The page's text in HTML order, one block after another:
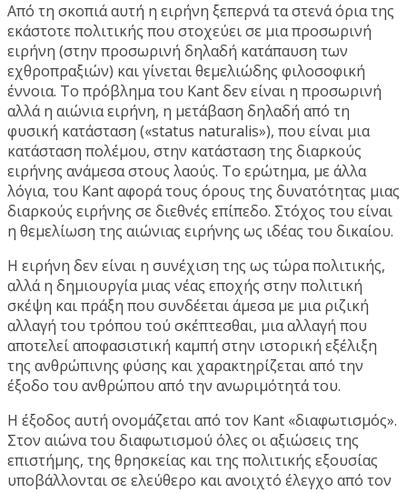
Από τη σκοπιά αυτή η ειρήνη ξεπερνά τα στενά όρια της
εκάστοτε πολιτικής που στοχεύει σε μια προσωρινή
ειρήνη (στην προσωρινή δηλαδή κατάπαυση των
εχθροπραξιών) και γίνεται θεμελιώδης φιλοσοφική
έννοια. Το πρόβλημα του Kant δεν είναι η προσωρινή
αλλά η αιώνια ειρήνη, η μετάβαση δηλαδή από τη
φυσική κατάσταση («status naturalis»), που είναι μια
κατάσταση πολέμου, στην κατάσταση της διαρκούς
ειρήνης ανάμεσα στους λαούς. Το ερώτημα, με άλλα
λόγια, του Kant αφορά τους όρους της δυνατότητας μιας
διαρκούς ειρήνης σε διεθνές επίπεδο. Στόχος του είναι
η θεμελίωση της αιώνιας ειρήνης ως ιδέας του δικαίου.
Η ειρήνη δεν είναι η συνέχιση της ως τώρα πολιτικής,
αλλά η δημιουργία μιας νέας εποχής στην πολιτική
σκέψη και πράξη που συνδέεται άμεσα με μια ριζική
αλλαγή του τρόπου τού σκέπτεσθαι, μια αλλαγή που
αποτελεί αποφασιστική καμπή στην ιστορική εξέλιξη
της ανθρώπινης φύσης και χαρακτηρίζεται από την
έξοδο του ανθρώπου από την ανωριμότητά του.
Η έξοδος αυτή ονομάζεται από τον Kant «διαφωτισμός».
Στον αιώνα του διαφωτισμού όλες οι αξιώσεις της
επιστήμης, της θρησκείας και της πολιτικής εξουσίας
υποβάλλονται σε ελεύθερο και ανοιχτό έλεγχο από τον